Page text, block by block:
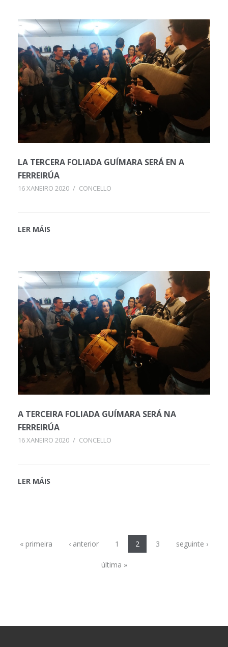
LA TERCERA FOLIADA GUÍMARA SERÁ EN A
FERREIRÚA
16 XANEIRO 2020 / CONCELLO
LER MÁIS
A TERCEIRA FOLIADA GUÍMARA SERÁ NA
FERREIRÚA
16 XANEIRO 2020 / CONCELLO
LER MÁIS
Páxinas
« primeira ‹ anterior 1 2 3 seguinte ›
última »